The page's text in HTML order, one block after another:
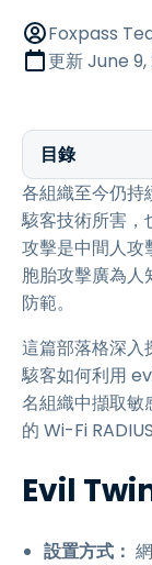
Foxpass
更新June 9,
目錄
各組織至今仍
駭客技術所害，
攻擊是中間人
胞胎攻擊廣為人
防範。
這篇部落格深入
駭客如何利用
名組織中擷取敏
的 Wi-Fi
Evil
設置方式：